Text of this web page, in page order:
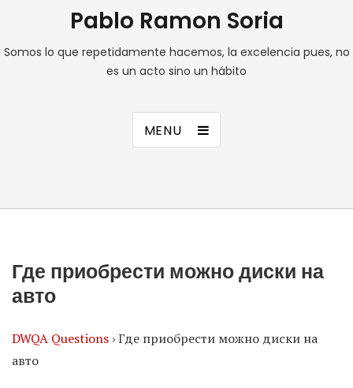
Pablo Ramon Soria
Somos lo que repetidamente hacemos, la excelencia pues, no
es un acto sino un hábito
MENU
Где приобрести можно диски на
авто
DWQA Questions ›Где приобрести можно диски на
авто